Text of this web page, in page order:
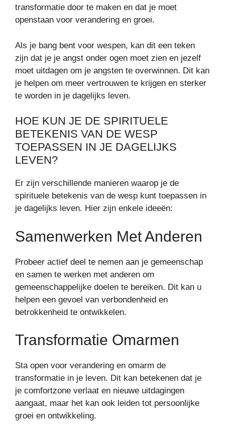
transformatie door te maken en dat je moet
openstaan voor verandering en groei.
Als je bang bent voor wespen, kan dit een teken
zijn dat je je angst onder ogen moet zien en jezelf
moet uitdagen om je angsten te overwinnen. Dit kan
je helpen om meer vertrouwen te krijgen en sterker
te worden in je dagelijks leven.
HOE KUN JE DE SPIRITUELE
BETEKENIS VAN DE WESP
TOEPASSEN IN JE DAGELIJKS
LEVEN?
Er zijn verschillende manieren waarop je de
spirituele betekenis van de wesp kunt toepassen in
je dagelijks leven. Hier zijn enkele ideeën:
Samenwerken Met Anderen
Probeer actief deel te nemen aan je gemeenschap
en samen te werken met anderen om
gemeenschappelijke doelen te bereiken. Dit kan u
helpen een gevoel van verbondenheid en
betrokkenheid te ontwikkelen.
Transformatie Omarmen
Sta open voor verandering en omarm de
transformatie in je leven. Dit kan betekenen dat je
je comfortzone verlaat en nieuwe uitdagingen
aangaat, maar het kan ook leiden tot persoonlijke
groei en ontwikkeling.